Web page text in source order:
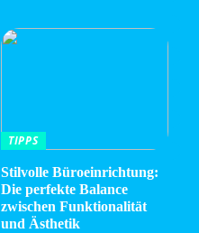
TIPPS
Stilvolle Büroeinrichtung:
Die perfekte Balance
zwischen Funktionalität
und Ästhetik